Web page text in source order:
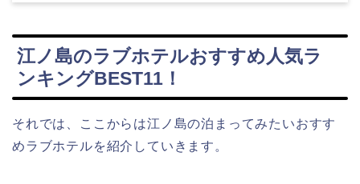
江ノ島のラブホテルおすすめ人気ラ
ンキングBEST11！
それでは、ここからは江ノ島の泊まってみたいおすす
めラブホテルを紹介していきます。